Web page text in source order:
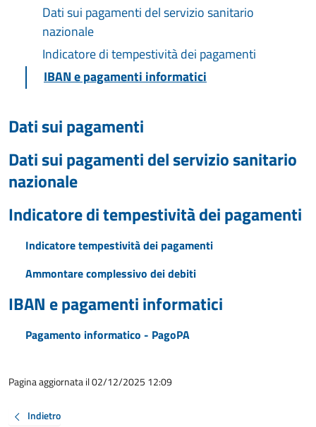
Dati sui pagamenti del servizio sanitario
nazionale
Indicatore di tempestività dei pagamenti
IBAN e pagamenti informatici
Dati sui pagamenti
Dati sui pagamenti del servizio sanitario
nazionale
Indicatore di tempestività dei pagamenti
Indicatore tempestività dei pagamenti
Ammontare complessivo dei debiti
IBAN e pagamenti informatici
Pagamento informatico - PagoPA
Pagina aggiornata il 02/12/2025 12:09
Indietro